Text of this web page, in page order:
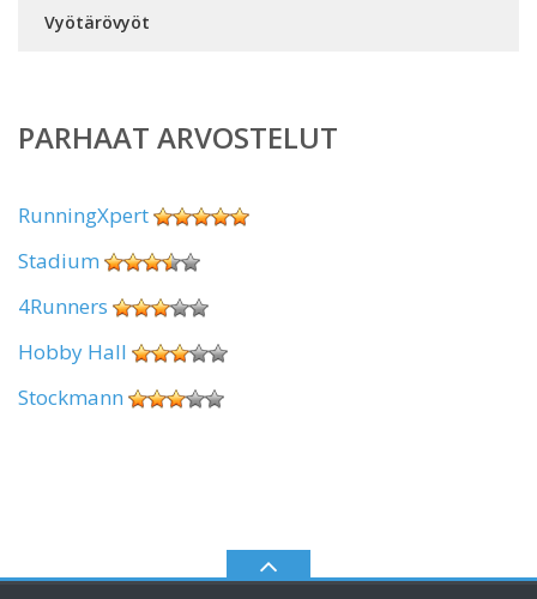
Vyötärövyöt
PARHAAT ARVOSTELUT
RunningXpert
Stadium
4Runners
Hobby Hall
Stockmann